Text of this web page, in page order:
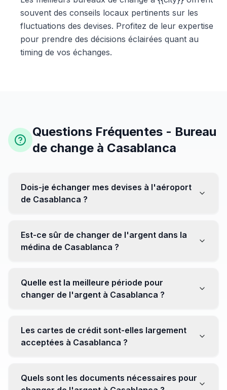
souvent des conseils locaux pertinents sur les
fluctuations des devises. Profitez de leur expertise
pour prendre des décisions éclairées quant au
timing de vos échanges.
Questions Fréquentes - Bureau
de change à Casablanca
Dois-je échanger mes devises à l'aéroport
de Casablanca ?
être moins avantageux. Orientez-vous plutôt vers les
bureaux de change en ville pour obtenir de meilleurs
Est-ce sûr de changer de l'argent dans la
médina de Casablanca ?
établissements réputés pour éviter les surprises.
Quelle est la meilleure période pour
changer de l'argent à Casablanca ?
soyez attentif aux fluctuations pour maximiser la valeur
de vos devises.
Les cartes de crédit sont-elles largement
acceptées à Casablanca ?
Cependant, avoir un peu de monnaie locale peut être
Quels sont les documents nécessaires pour